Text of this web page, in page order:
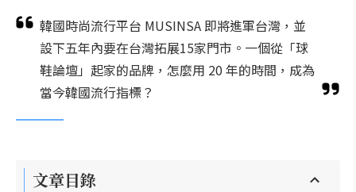
韓國時尚流行平台 MUSINSA 即將進軍台灣，並
設下五年內要在台灣拓展15家門市。一個從「球
鞋論壇」起家的品牌，怎麼用 20 年的時間，成為
當今韓國流行指標？
文章目錄